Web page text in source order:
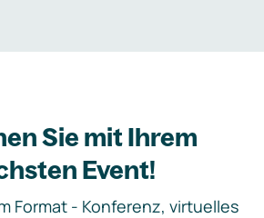
Sie mit Ihrem
Event!
Format - Konferenz, virtuelles